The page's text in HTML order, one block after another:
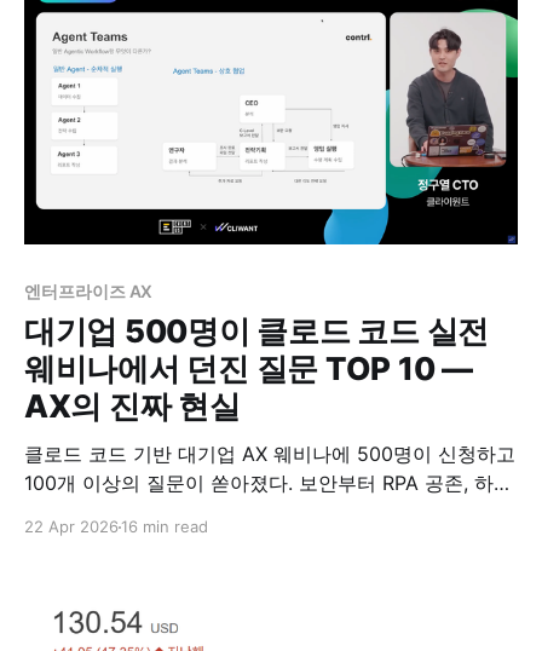
엔터프라이즈 AX
대기업 500명이 클로드 코드 실전
웨비나에서 던진 질문 TOP 10 —
AX의 진짜 현실
클로드 코드 기반 대기업 AX 웨비나에 500명이 신청하고
100개 이상의 질문이 쏟아졌다. 보안부터 RPA 공존, 하네
이원트의 현장 답을 정리한다.
22 Apr 2026 16 min read